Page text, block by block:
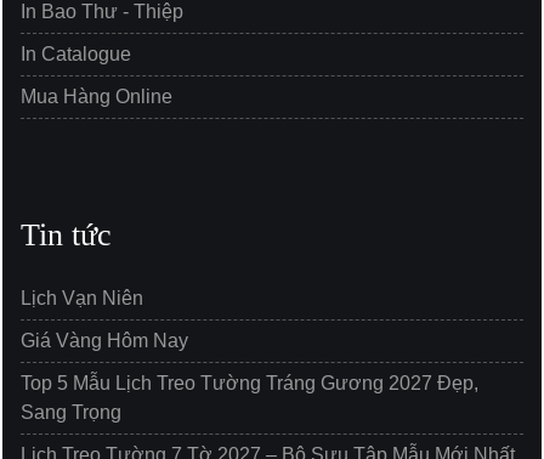
In Bao Thư - Thiệp
In Catalogue
Mua Hàng Online
Tin tức
Lịch Vạn Niên
Giá Vàng Hôm Nay
Top 5 Mẫu Lịch Treo Tường Tráng Gương 2027 Đẹp,
Sang Trọng
Lịch Treo Tường 7 Tờ 2027 – Bộ Sưu Tập Mẫu Mới Nhất